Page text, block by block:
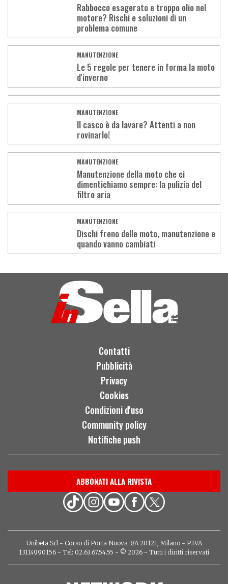
Rabbocco esagerato e troppo olio nel
motore? Rischi e soluzioni di un
problema comune
MANUTENZIONE
Le 5 regole per tenere in forma la moto
d'inverno
MANUTENZIONE
Il casco è da lavare? Attenti a non
rovinarlo!
MANUTENZIONE
Manutenzione della moto che ci
dimentichiamo sempre: la pulizia del
filtro aria
MANUTENZIONE
Dischi freno delle moto, manutenzione e
quando vanno cambiati
More
Contatti
Pubblicità
Privacy
Cookies
Condizioni d'uso
Community policy
Notifiche push
ABBONATI ALLA RIVISTA
Unibeta Srl - Corso di Porta Nuova 3/A 20121, Milano - P.IVA
13114990156 - Tel: 02.63.67.54.55 - © 2026 - Tutti i diritti riservati